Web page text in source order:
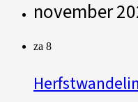
november
za 8